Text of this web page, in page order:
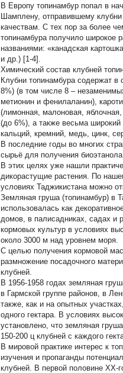
В Европу топинамбур попал в
Шамплену, отправившему
качествам. С тех пор за более
топинамбура получило широкое
названиями: «канадская
и др.) [1-4].
Химический состав клубней
Клубни топинамбура содержат в
8%) (в том числе 8 –
метионин и фенилаланин),
(лимонная, малоновая,
(до 6%), а также весьма
кальций, кремний, медь, цинк,
В последние годы во многих
сырьё для получения
В этих целях уже нашли
дикорастущие растения. По
условиях Таджикистана можно
Земляная груша (топинамбур) в
использовалась как
домов, в палисадниках, садах и
кормовых культур в условиях
около 3000 м над уровнем моря.
С целью получения кормовой
размножение посадочного
клубней.
В 1956-1958 годах земляная
в Гармской группе районов, в
также, как и на опытных
одного гектара. В условиях
установлено, что земляная
150-200 ц клубней с каждого
В мировой практике интерес к
изучения и пропаганды
клубней. В первой половине ХХ-